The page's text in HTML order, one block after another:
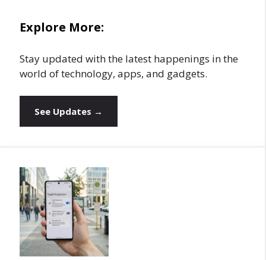
Explore More:
Stay updated with the latest happenings in the
world of technology, apps, and gadgets.
See Updates →